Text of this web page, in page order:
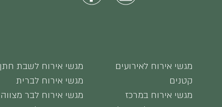
מגשי אירוח לאירועים
קטנים
מגשי אירוח במרכז
מגשי אירוח לשבת חתן
מגשי אירוח לברית
מגשי אירוח לבר מצווה